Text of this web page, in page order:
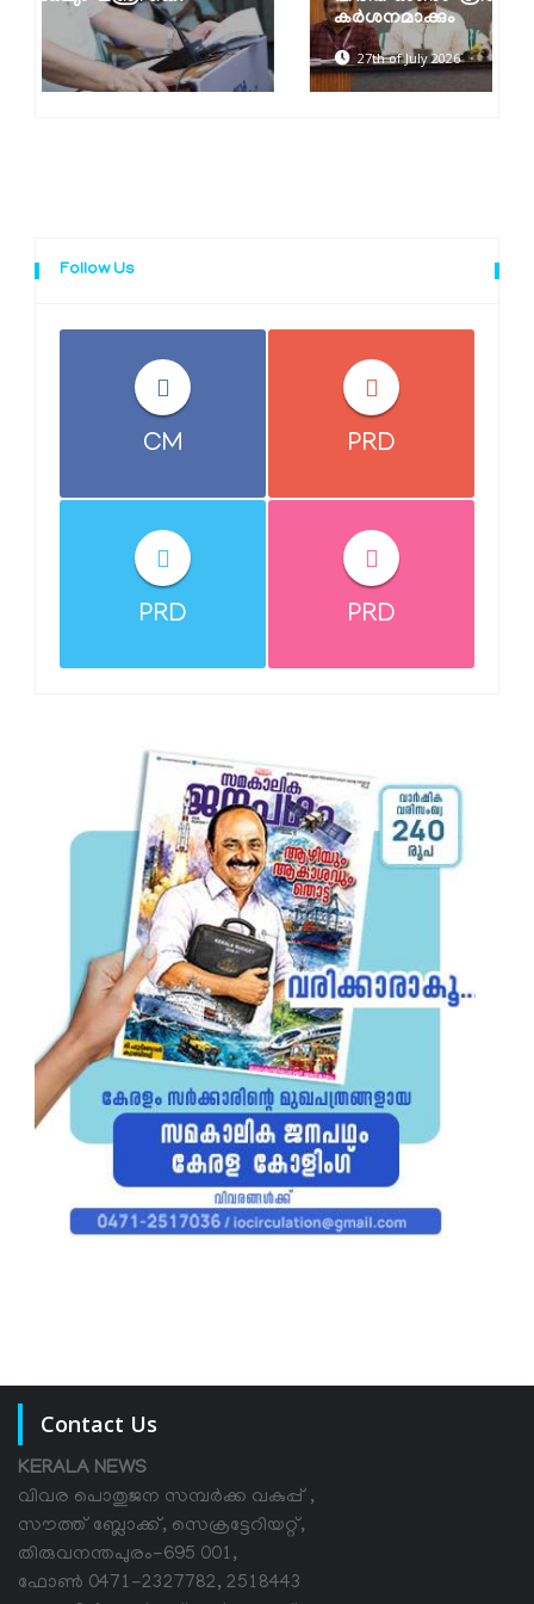
കർശനമാക്കും
27th of July 2026
Follow Us
CM PRD
PRD PRD
Contact Us
KERALA NEWS
വിവര പൊതുജന സമ്പര്‍ക്ക വകുപ്പ് ,
സൗത്ത് ബ്ലോക്ക്, സെക്രട്ടേറിയറ്റ്,
തിരുവനന്തപുരം-695 001,
ഫോൺ 0471-2327782, 2518443